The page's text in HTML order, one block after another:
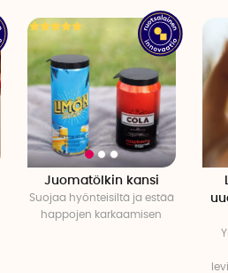
Juomatölkin kansi
Suojaa hyönteisiltä ja estää
happojen karkaamisen